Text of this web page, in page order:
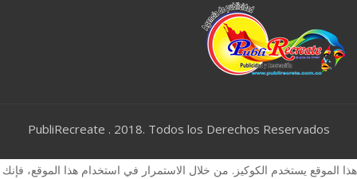
PubliRecreate . 2018. Todos los Derechos Reservados
هذا الموقع يستخدم الكوكيز. من خلال الاستمرار في استخدام هذا الموقع، فإنك